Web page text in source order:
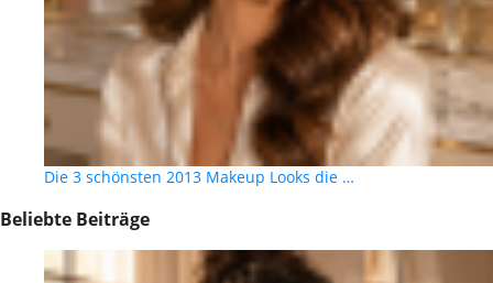
Die 3 schönsten 2013 Makeup Looks die …
Beliebte Beiträge